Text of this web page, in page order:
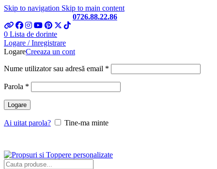
Skip to navigation Skip to main content
0726.88.22.86
0 Lista de dorinte
Logare / Inregistrare
LogareCreeaza un cont
Nume utilizator sau adresă email *
Parola *
Logare
Ai uitat parola? Tine-ma minte